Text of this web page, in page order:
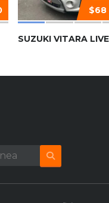
$68
SUZUKI VITARA